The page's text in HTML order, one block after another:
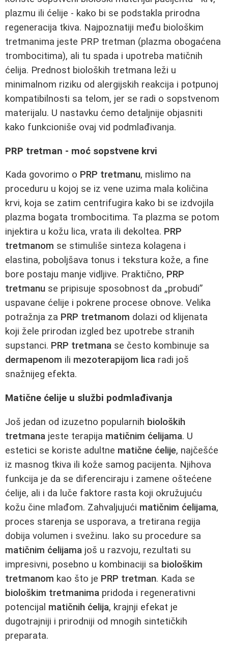
plazmu ili ćelije - kako bi se podstakla prirodna
regeneracija tkiva. Najpoznatiji među biološkim
tretmanima jeste PRP tretman (plazma obogaćena
trombocitima), ali tu spada i upotreba matičnih
ćelija. Prednost bioloških tretmana leži u
minimalnom riziku od alergijskih reakcija i potpunoj
kompatibilnosti sa telom, jer se radi o sopstvenom
materijalu. U nastavku ćemo detaljnije objasniti
kako funkcioniše ovaj vid podmlađivanja.
PRP tretman - moć sopstvene krvi
Kada govorimo o PRP tretmanu, mislimo na
proceduru u kojoj se iz vene uzima mala količina
krvi, koja se zatim centrifugira kako bi se izdvojila
plazma bogata trombocitima. Ta plazma se potom
injektira u kožu lica, vrata ili dekoltea. PRP
tretmanom se stimuliše sinteza kolagena i
elastina, poboljšava tonus i tekstura kože, a fine
bore postaju manje vidljive. Praktično, PRP
tretmanu se pripisuje sposobnost da „probudi”
uspavane ćelije i pokrene procese obnove. Velika
potražnja za PRP tretmanom dolazi od klijenata
koji žele prirodan izgled bez upotrebe stranih
supstanci. PRP tretmana se često kombinuje sa
dermapenom ili mezoterapijom lica radi još
snažnijeg efekta.
Matične ćelije u službi podmlađivanja
Još jedan od izuzetno popularnih bioloških
tretmana jeste terapija matičnim ćelijama. U
estetici se koriste adultne matične ćelije, najčešće
iz masnog tkiva ili kože samog pacijenta. Njihova
funkcija je da se diferenciraju i zamene oštećene
ćelije, ali i da luče faktore rasta koji okružujuću
kožu čine mlađom. Zahvaljujući matičnim ćelijama,
proces starenja se usporava, a tretirana regija
dobija volumen i svežinu. Iako su procedure sa
matičnim ćelijama još u razvoju, rezultati su
impresivni, posebno u kombinaciji sa biološkim
tretmanom kao što je PRP tretman. Kada se
biološkim tretmanima pridoda i regenerativni
potencijal matičnih ćelija, krajnji efekat je
dugotrajniji i prirodniji od mnogih sintetičkih
preparata.